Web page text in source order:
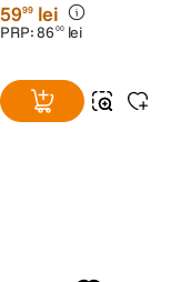
5999 lei
PRP:86 00 lei